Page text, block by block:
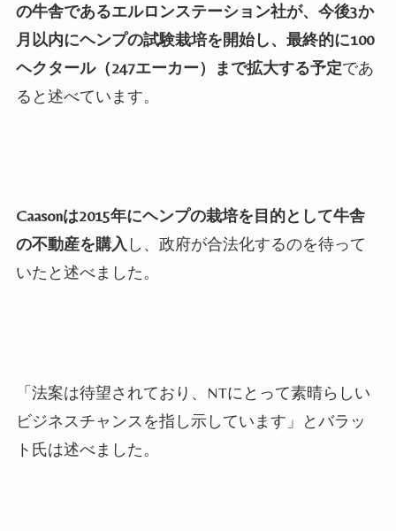
の牛舎であるエルロンステーション社が、今後3か
月以内にヘンプの試験栽培を開始し、最終的に100
ヘクタール（247エーカー）まで拡大する予定であ
ると述べています。
Caasonは2015年にヘンプの栽培を目的として牛舎
の不動産を購入 し、政府が合法化するのを待って
いたと述べました。
「法案は待望されており、 NTにとって素晴らしい
ビジネスチャンスを指し示しています」とバラッ
ト氏は述べました。